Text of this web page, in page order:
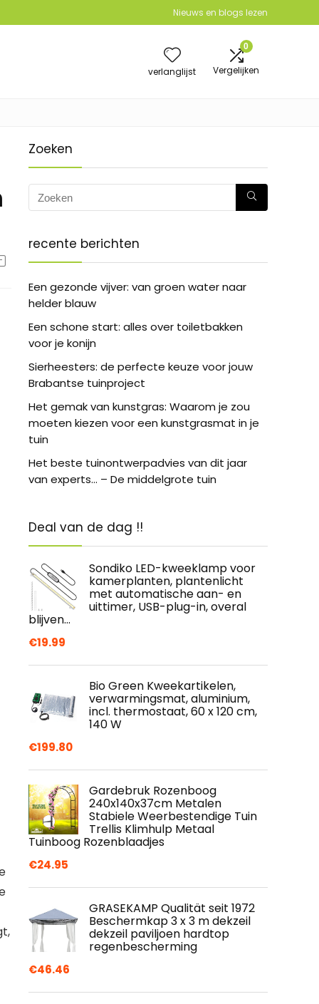
Nieuws en blogs lezen
verlanglijst
0
Vergelijken
Zoeken
recente berichten
Een gezonde vijver: van groen water naar
helder blauw
Een schone start: alles over toiletbakken
voor je konijn
Sierheesters: de perfecte keuze voor jouw
Brabantse tuinproject
Het gemak van kunstgras: Waarom je zou
moeten kiezen voor een kunstgrasmat in je
tuin
Het beste tuinontwerpadvies van dit jaar
van experts… – De middelgrote tuin
Deal van de dag !!
Sondiko LED-kweeklamp voor
kamerplanten, plantenlicht
met automatische aan- en
uittimer, USB-plug-in, overal
blijven…
€19.99
Bio Green Kweekartikelen,
verwarmingsmat, aluminium,
incl. thermostaat, 60 x 120 cm,
140 W
€199.80
Gardebruk Rozenboog
240x140x37cm Metalen
Stabiele Weerbestendige Tuin
Trellis Klimhulp Metaal
Tuinboog Rozenblaadjes
€24.95
GRASEKAMP Qualität seit 1972
Beschermkap 3 x 3 m dekzeil
dekzeil paviljoen hardtop
regenbescherming
€46.46